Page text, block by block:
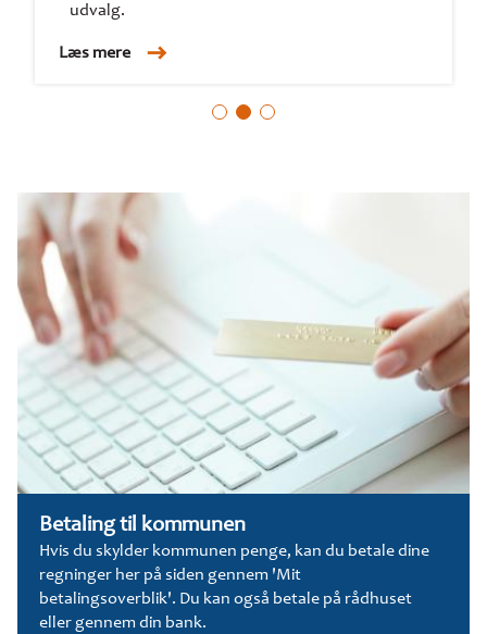
udvalg.
Læs mere
Betaling til kommunen
Hvis du skylder kommunen penge, kan du betale dine
regninger her på siden gennem 'Mit
betalingsoverblik'. Du kan også betale på rådhuset
eller gennem din bank.